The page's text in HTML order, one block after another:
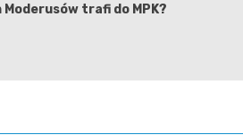
trafi do MPK?